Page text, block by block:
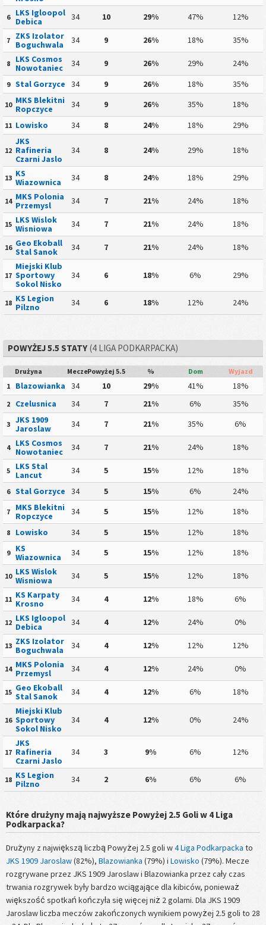
6
LKS Igloopol
Debica
34 10 29% 47% 12%
7
ZKS Izolator
Boguchwala
34 9 26% 18% 35%
8
LKS Cosmos
Nowotaniec
34 9 26% 29% 24%
9 Stal Gorzyce 34 9 26% 18% 35%
10 MKS Blekitni
Ropczyce
34 9 26% 35% 18%
11 Lowisko 34 8 24% 18% 29%
12
JKS
Rafineria
Czarni Jaslo
34 8 24% 29% 18%
13 KS
Wiazownica
34 8 24% 18% 29%
14 MKS Polonia
Przemysl
34 7 21% 24% 18%
15 LKS Wislok
Wisniowa
34 7 21% 24% 18%
16 Geo Ekoball
Stal Sanok
34 7 21% 24% 18%
17
Miejski Klub
Sportowy
Sokol Nisko
34 6 18% 6% 29%
18 KS Legion
Pilzno
34 6 18% 12% 24%
POWYŻEJ 5.5 STATY(4 LIGA PODKARPACKA)
Drużyna MeczePowyżej 5.5 % Dom
Wyjazd
1
Blazowianka 34 10 29% 41% 18%
2 Czelusnica 34 7 21% 6% 35%
3 JKS 1909
Jaroslaw
34 7 21% 35% 6%
4
LKS Cosmos
Nowotaniec
34 7 21% 24% 18%
5
LKS Stal
Lancut
34 5 15% 12% 18%
6 Stal Gorzyce 34 5 15% 6% 24%
7
MKS Blekitni
Ropczyce
34 5 15% 12% 18%
8 Lowisko 34 5 15% 12% 18%
9
KS
Wiazownica
34 5 15% 12% 18%
10 LKS Wislok
Wisniowa
34 5 15% 12% 18%
11 KS Karpaty
Krosno
34 4 12% 18% 6%
12 LKS Igloopol
Debica
34 4 12% 24% 0%
13 ZKS Izolator
Boguchwala
34 4 12% 12% 12%
14 MKS Polonia
Przemysl
34 4 12% 24% 0%
15 Geo Ekoball
Stal Sanok
34 4 12% 6% 18%
16
Miejski Klub
Sportowy
Sokol Nisko
34 4 12% 0% 24%
17
JKS
Rafineria
Czarni Jaslo
34 3 9% 6% 12%
18 KS Legion
Pilzno
34 2 6% 6% 6%
Które drużyny mają najwyższe Powyżej 2.5 Goli w 4 Liga
Podkarpacka?
Drużyny z największą liczbą Powyżej 2.5 goli w4 Liga Podkarpacka to
JKS 1909 Jaroslaw(82%), Blazowianka (79%) i Lowisko (79%). Mecze
rozgrywane przez JKS 1909 Jaroslaw i Blazowianka przez cały czas
trwania rozgrywek były bardzo wciągające dla kibiców, ponieważ
większość spotkań kończyła się więcej niż 2 golami. Dla JKS 1909
Jaroslaw liczba meczów zakończonych wynikiem powyżej 2.5 goli to 28